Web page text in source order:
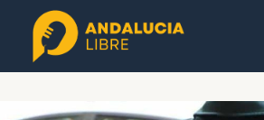
Saltar
contenido